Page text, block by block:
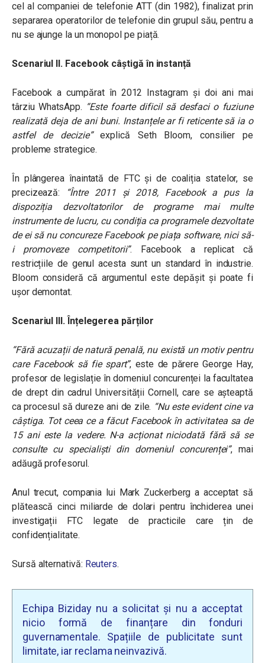
cel al companiei de telefonie ATT (din 1982), finalizat prin
separarea operatorilor de telefonie din grupul său, pentru a
nu se ajunge la un monopol pe piață.
Scenariul II. Facebook câștigă în instanță
Facebook a cumpărat în 2012 Instagram și doi ani mai
târziu WhatsApp. “Este foarte dificil să desfaci o fuziune
realizată deja de ani buni. Instanțele ar fi reticente să ia o
astfel de decizie”explică Seth Bloom, consilier pe
probleme strategice.
În plângerea înaintată de FTC și de coaliția statelor, se
precizează:
“Între 2011 și 2018, Facebook a pus la
dispoziția dezvoltatorilor de programe mai multe
instrumente de lucru, cu condiția ca programele dezvoltate
de ei să nu concureze Facebook pe piața software, nici să-
i promoveze competitorii”. Facebook a replicat că
restricțiile de genul acesta sunt un standard în industrie.
Bloom consideră că argumentul este depășit și poate fi
ușor demontat.
Scenariul III. Înțelegerea părților
“Fără acuzații de natură penală, nu există un motiv pentru
care Facebook să fie spart”, este de părere George Hay,
profesor de legislație în domeniul concurenței la facultatea
de drept din cadrul Universității Cornell, care se așteaptă
ca procesul să dureze ani de zile. “Nu este evident cine va
câștiga. Tot ceea ce a făcut Facebook în activitatea sa de
15 ani este la vedere. N-a acționat niciodată fără să se
consulte cu specialiști din domeniul concurenței”,mai
adăugă profesorul.
Anul trecut, compania lui Mark Zuckerberg a acceptat să
plătească cinci miliarde de dolari pentru închiderea unei
investigații FTC legate de practicile care țin de
confidențialitate.
Sursă alternativă: Reuters.
Echipa Biziday nu a solicitat și nu a acceptat
nicio formă de finanțare din fonduri
guvernamentale. Spațiile de publicitate sunt
limitate, iar reclama neinvazivă.